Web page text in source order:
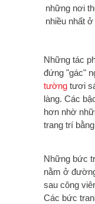
những nơi
nhiều nhất ở
Những tác
đứng "gác"
tường tươi
làng. Các
hơn nhờ
trang trí
Những bức
nằm ở
sau công
Các bức